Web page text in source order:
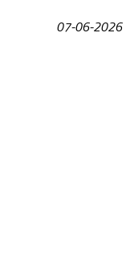
07-06-2026